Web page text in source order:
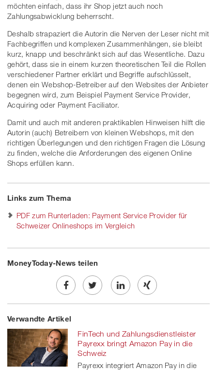
möchten einfach, dass ihr Shop jetzt auch noch
Zahlungsabwicklung beherrscht.
Deshalb strapaziert die Autorin die Nerven der Leser nicht mit
Fachbegriffen und komplexen Zusammenhängen, sie bleibt
kurz, knapp und beschränkt sich auf das Wesentliche. Dazu
gehört, dass sie in einem kurzen theoretischen Teil die Rollen
verschiedener Partner erklärt und Begriffe aufschlüsselt,
denen ein Webshop-Betreiber auf den Websites der Anbieter
begegnen wird, zum Beispiel Payment Service Provider,
Acquiring oder Payment Faciliator.
Damit und auch mit anderen praktikablen Hinweisen hilft die
Autorin (auch) Betreibern von kleinen Webshops, mit den
richtigen Überlegungen und den richtigen Fragen die Lösung
zu finden, welche die Anforderungen des eigenen Online
Shops erfüllen kann.
Links zum Thema
PDF zum Runterladen: Payment Service Provider für
Schweizer Onlineshops im Vergleich
MoneyToday-News teilen
Share
on
Facebook
Twe
on
twitt
Share
linkedin
Share
Xing
Verwandte Artikel
FinTech und Zahlungsdienstleister
Payrexx bringt Amazon Pay in die
Schweiz
Payrexx integriert Amazon Pay in die